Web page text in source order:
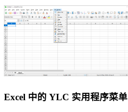
Excel 中的 YLC 实用程序菜单